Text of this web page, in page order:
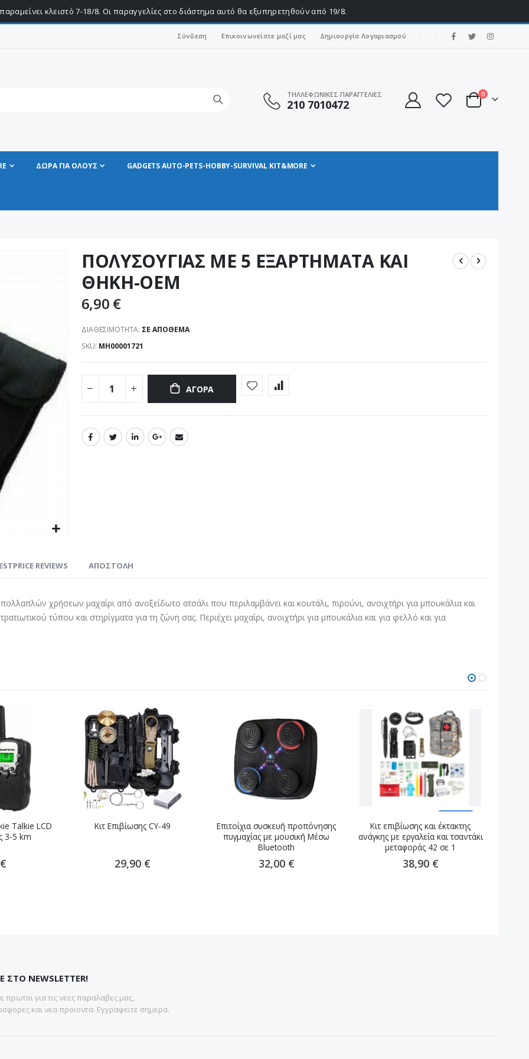
κλειστό 7-18/8. Οι παραγγελίες στο διάστημα αυτό θα εξυπηρετηθούν από 19/8.
Σύνδεση Επικοινωνείστε μαζί μας Δημιουργία Λογαριασμού
ΤΗΛΛΕΦΩΝΙΚΕΣ ΠΑΡΑΓΓΕΛΙΕΣ
210 7010472 Cart
0στοιχεία
ΔΩΡΑ ΓΙΑ ΟΛΟΥΣ GADGETS AUTO-PETS-HOBBY-SURVIVAL KIT&MORE
ΠΟΛΥΣΟΥΓΙΑΣ ΜΕ 5 ΕΞΑΡΤΗΜΑΤΑ ΚΑΙ
ΘΗΚΗ-OEM
6,90 €
ΔΙΑΘΕΣΙΜΌΤΗΤΑ: ΣΕ ΑΠΌΘΕΜΑ
SKU ΜΗ00001721
ΑΓΟΡΆ
χρήσεων μαχαίρι από ανοξείδωτο ατσάλι που περιλαμβάνει και κουτάλι, πιρούνι, ανοιχτήρι για μπουκάλια και
τύπου και στηρίγματα για τη ζώνη σας. Περιέχει μαχαίρι, ανοιχτήρι για μπουκάλια και για φελλό και για
REVIEWS ΑΠΟΣΤΟΛΗ
Talkie LCD
3-5 km
Κιτ Επιβίωσης CY-49
29,90 €
Επιτοίχια συσκευή προπόνησης
πυγμαχίας με μουσική Μέσω
Bluetooth
32,00 €
Κιτ επιβίωσης και έκτακτης
ανάγκης με εργαλεία και τσαντάκι
μεταφοράς 42 σε 1
38,90 €
ΣΤΟ NEWSLETTER!
πρωτοι για τις νεες παραλαβες μας,
και νεα προιοντα. Εγγραφειτε σημερα.